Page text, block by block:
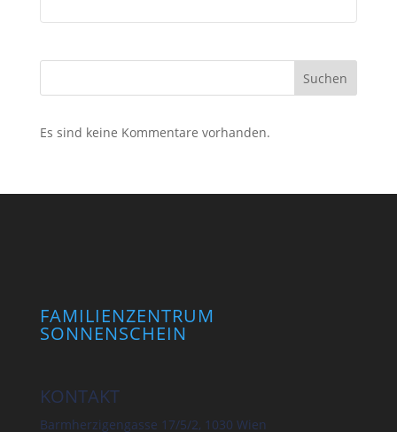
Suchen
Es sind keine Kommentare vorhanden.
FAMILIENZENTRUM
SONNENSCHEIN
KONTAKT
Barmherzigengasse 17/5/2, 1030 Wien